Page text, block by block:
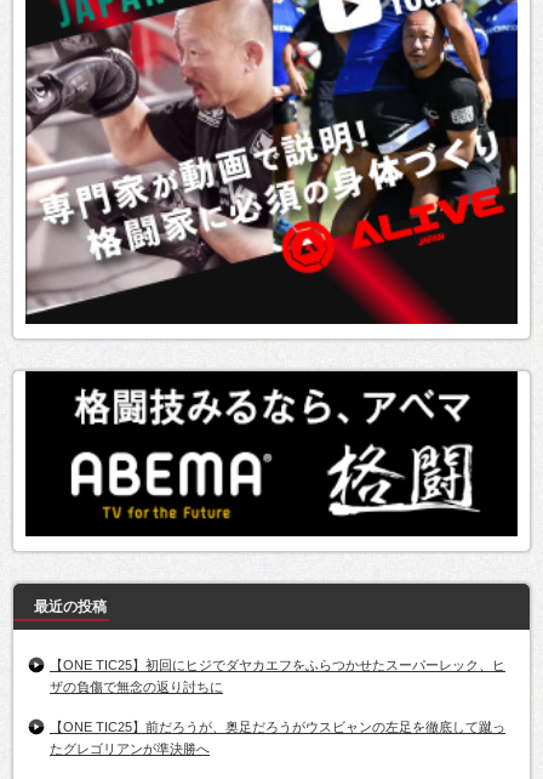
最近の投稿
【ONE TIC25】初回にヒジでダヤカエフをふらつかせたスーパーレック、ヒ
ザの負傷で無念の返り討ちに
【ONE TIC25】前だろうが、奥足だろうがウスビャンの左足を徹底して蹴っ
たグレゴリアンが準決勝へ